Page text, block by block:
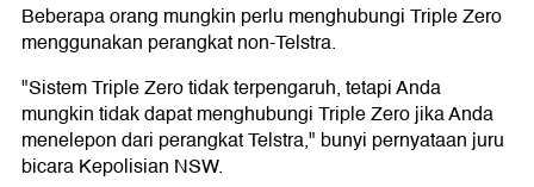
Beberapa orang mungkin perlu menghubungi Triple Zero
menggunakan perangkat non-Telstra.
"Sistem Triple Zero tidak terpengaruh, tetapi Anda
mungkin tidak dapat menghubungi Triple Zero jika Anda
menelepon dari perangkat Telstra," bunyi pernyataan juru
bicara Kepolisian NSW.